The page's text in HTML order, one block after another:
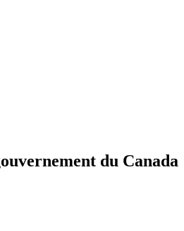
du Canada